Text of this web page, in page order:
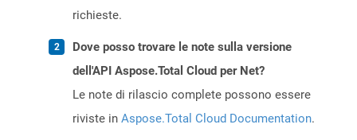
richieste.
Dove posso trovare le note sulla versione
dell'API Aspose.Total Cloud per Net?
Le note di rilascio complete possono essere
riviste in Aspose.Total Cloud Documentation.